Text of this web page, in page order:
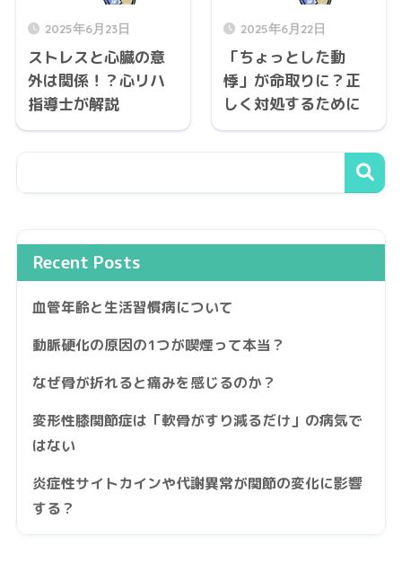
2025年6月23日
ストレスと心臓の意
外は関係！？心リハ
指導士が解説
2025年6月22日
「ちょっとした動
悸」が命取りに？正
しく対処するために
Recent Posts
血管年齢と生活習慣病について
動脈硬化の原因の1つが喫煙って本当？
なぜ骨が折れると痛みを感じるのか？
変形性膝関節症は「軟骨がすり減るだけ」の病気で
はない
炎症性サイトカインや代謝異常が関節の変化に影響
する？